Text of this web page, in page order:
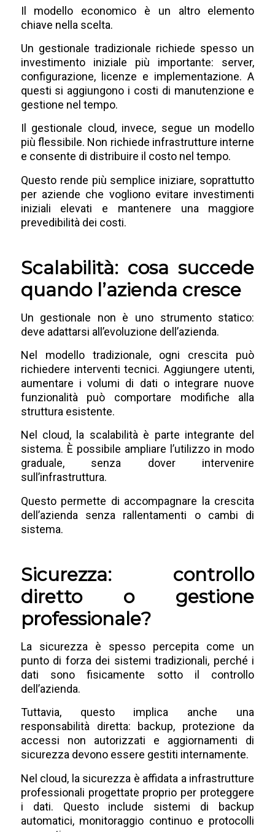
Il modello economico è un altro elemento
chiave nella scelta.
Un gestionale tradizionale richiede spesso un
investimento iniziale più importante: server,
configurazione, licenze e implementazione. A
questi si aggiungono i costi di manutenzione e
gestione nel tempo.
Il gestionale cloud, invece, segue un modello
più flessibile. Non richiede infrastrutture interne
e consente di distribuire il costo nel tempo.
Questo rende più semplice iniziare, soprattutto
per aziende che vogliono evitare investimenti
iniziali elevati e mantenere una maggiore
prevedibilità dei costi.
Scalabilità: cosa succede
quando l’azienda cresce
Un gestionale non è uno strumento statico:
deve adattarsi all’evoluzione dell’azienda.
Nel modello tradizionale, ogni crescita può
richiedere interventi tecnici. Aggiungere utenti,
aumentare i volumi di dati o integrare nuove
funzionalità può comportare modifiche alla
struttura esistente.
Nel cloud, la scalabilità è parte integrante del
sistema. È possibile ampliare l’utilizzo in modo
graduale, senza dover intervenire
sull’infrastruttura.
Questo permette di accompagnare la crescita
dell’azienda senza rallentamenti o cambi di
sistema.
Sicurezza: controllo
diretto o gestione
professionale?
La sicurezza è spesso percepita come un
punto di forza dei sistemi tradizionali, perché i
dati sono fisicamente sotto il controllo
dell’azienda.
Tuttavia, questo implica anche una
responsabilità diretta: backup, protezione da
accessi non autorizzati e aggiornamenti di
sicurezza devono essere gestiti internamente.
Nel cloud, la sicurezza è affidata a infrastrutture
professionali progettate proprio per proteggere
i dati. Questo include sistemi di backup
automatici, monitoraggio continuo e protocolli